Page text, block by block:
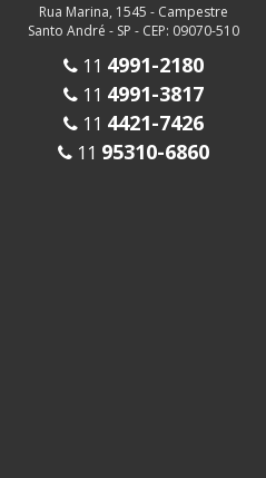
Rua Marina, 1545 - Campestre
Santo André - SP - CEP: 09070-510
11 4991-2180
11 4991-3817
11 4421-7426
11 95310-6860